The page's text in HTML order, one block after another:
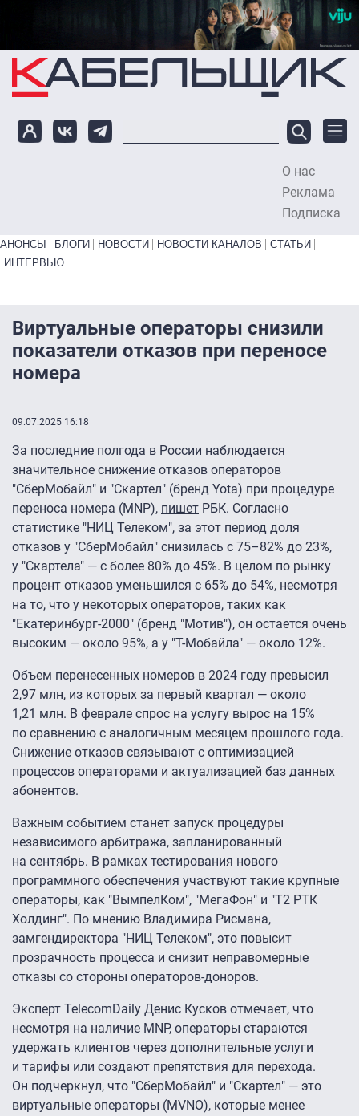
Перейти к основному содержанию
О нас
Реклама
Подписка
Primary links bottom
АНОНСЫ БЛОГИ НОВОСТИ НОВОСТИ КАНАЛОВ
СТАТЬИ
ИНТЕРВЬЮ
Виртуальные операторы снизили
показатели отказов при переносе
номера
09.07.2025 16:18
За последние полгода в России наблюдается
значительное снижение отказов операторов
"СберМобайл" и "Скартел" (бренд Yota) при процедуре
переноса номера (MNP), пишет РБК. Согласно
статистике "НИЦ Телеком", за этот период доля
отказов у "СберМобайл" снизилась с 75–82% до 23%,
у "Скартела" — с более 80% до 45%. В целом по рынку
процент отказов уменьшился с 65% до 54%, несмотря
на то, что у некоторых операторов, таких как
"Екатеринбург-2000″ (бренд "Мотив"), он остается очень
высоким — около 95%, а у "Т-Мобайла" — около 12%.
Объем перенесенных номеров в 2024 году превысил
2,97 млн, из которых за первый квартал — около
1,21 млн. В феврале спрос на услугу вырос на 15%
по сравнению с аналогичным месяцем прошлого года.
Снижение отказов связывают с оптимизацией
процессов операторами и актуализацией баз данных
абонентов.
Важным событием станет запуск процедуры
независимого арбитража, запланированный
на сентябрь. В рамках тестирования нового
программного обеспечения участвуют такие крупные
операторы, как "ВымпелКом", "МегаФон" и "Т2 РТК
Холдинг". По мнению Владимира Рисмана,
замгендиректора "НИЦ Телеком", это повысит
прозрачность процесса и снизит неправомерные
отказы со стороны операторов-доноров.
Эксперт TelecomDaily Денис Кусков отмечает, что
несмотря на наличие MNP, операторы стараются
удержать клиентов через дополнительные услуги
и тарифы или создают препятствия для перехода.
Он подчеркнул, что "СберМобайл" и "Скартел" — это
виртуальные операторы (MVNO), которые менее